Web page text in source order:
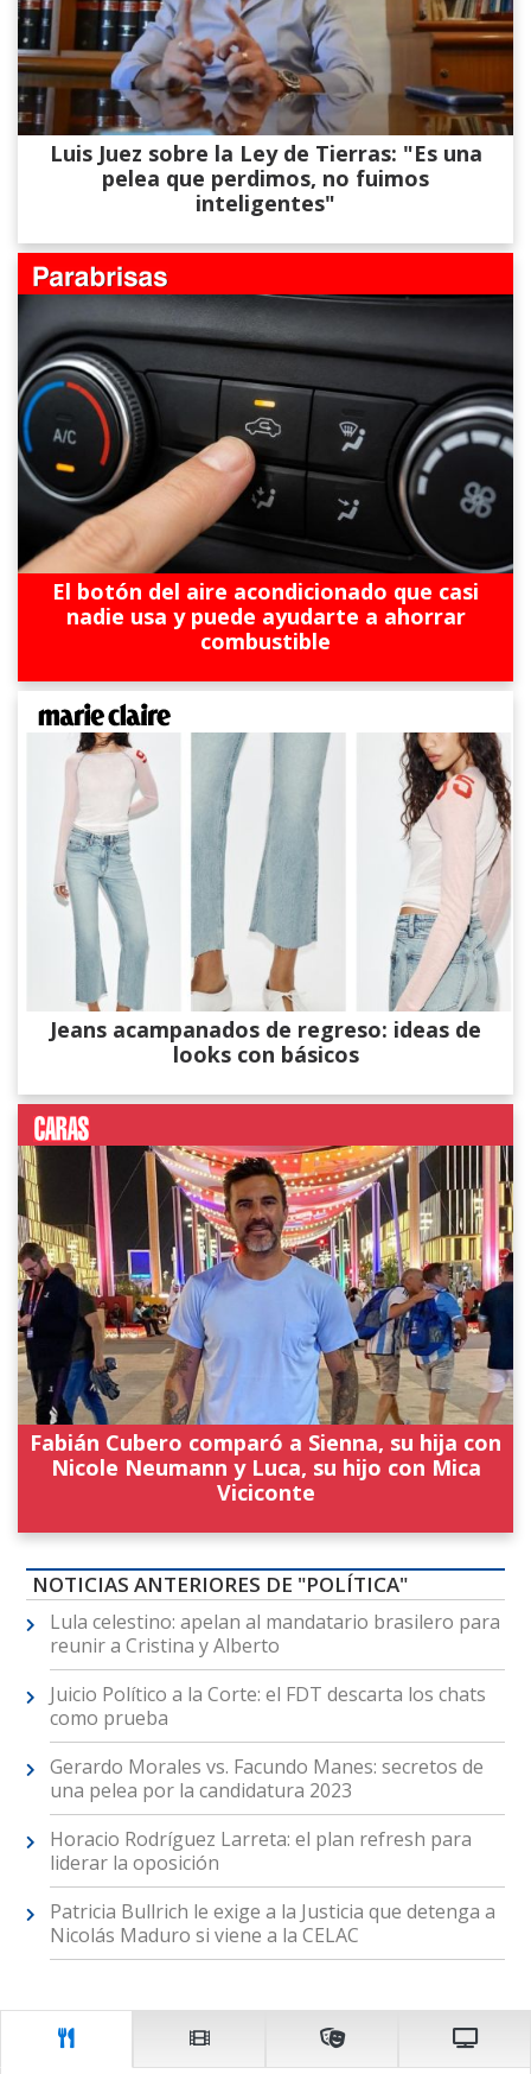
Luis Juez sobre la Ley de Tierras: "Es una
pelea que perdimos, no fuimos
inteligentes"
El botón del aire acondicionado que casi
nadie usa y puede ayudarte a ahorrar
combustible
Jeans acampanados de regreso: ideas de
looks con básicos
Fabián Cubero comparó a Sienna, su hija con
Nicole Neumann y Luca, su hijo con Mica
Viciconte
NOTICIAS ANTERIORES DE "POLÍTICA"
Lula celestino: apelan al mandatario brasilero para
reunir a Cristina y Alberto
Juicio Político a la Corte: el FDT descarta los chats
como prueba
Gerardo Morales vs. Facundo Manes: secretos de
una pelea por la candidatura 2023
Horacio Rodríguez Larreta: el plan refresh para
liderar la oposición
Patricia Bullrich le exige a la Justicia que detenga a
Nicolás Maduro si viene a la CELAC